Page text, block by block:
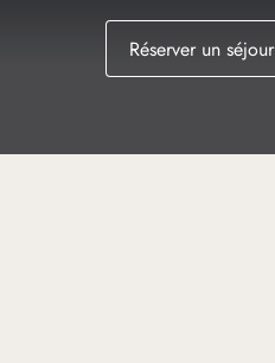
Réserver un séjour